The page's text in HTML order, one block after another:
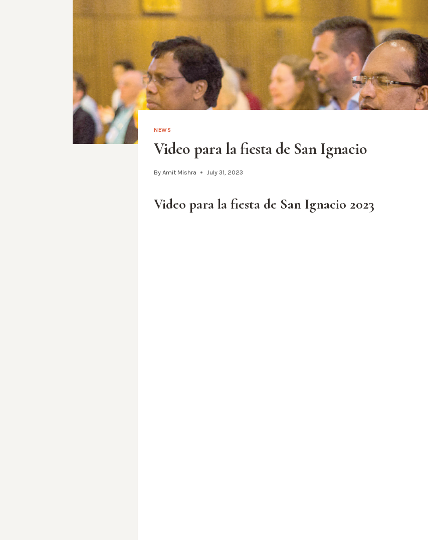
NEWS
Video para la fiesta de San Ignacio
By Amit Mishra July 31, 2023
Video para la fiesta de San Ignacio 2023